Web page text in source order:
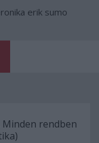
erik sumo
Minden rendben